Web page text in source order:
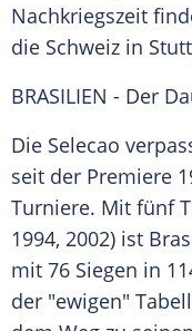
Nachkriegszeit
die Schweiz in
BRASILIEN - Der
Die Selecao
seit der Premiere
Turniere. Mit fünf
1994, 2002) ist
mit 76 Siegen in
der "ewigen"